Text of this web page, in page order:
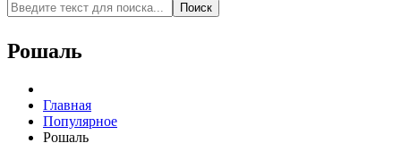
Поиск
Рошаль
Главная
Популярное
Рошаль